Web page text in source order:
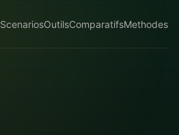
ScenariosOutilsComparatifsMethodes